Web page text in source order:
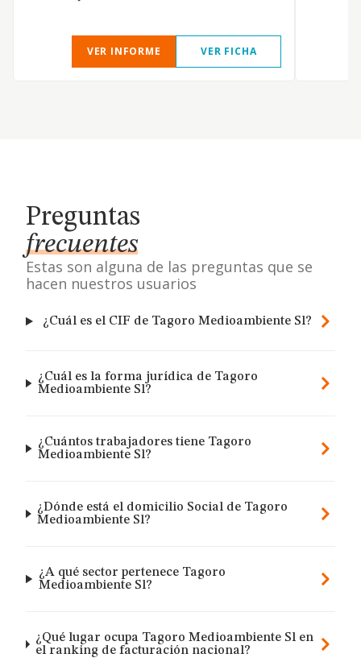
VER INFORME VER FICHA
Preguntas
frecuentes
Estas son alguna de las preguntas que se
hacen nuestros usuarios
¿Cuál es el CIF de Tagoro Medioambiente Sl?
¿Cuál es la forma jurídica de Tagoro
Medioambiente Sl?
¿Cuántos trabajadores tiene Tagoro
Medioambiente Sl?
¿Dónde está el domicilio Social de Tagoro
Medioambiente Sl?
¿A qué sector pertenece Tagoro
Medioambiente Sl?
¿Qué lugar ocupa Tagoro Medioambiente Sl en
el ranking de facturación nacional?